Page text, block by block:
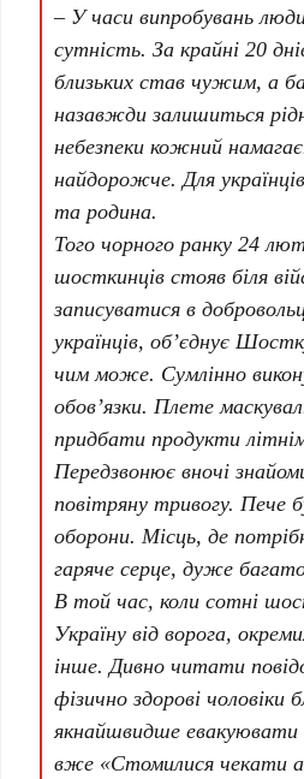
– У часи випробувань
сутність. За крайні 20
близьких став чужим, а
назавжди залишиться
небезпеки кожний
найдорожче. Для
та родина.
Того чорного ранку 24
шосткинців стояв біля
записуватися в
українців, об’єднує
чим може. Сумлінно
обов’язки. Плете
придбати продукти
Передзвонює вночі
повітряну тривогу. Пече
оборони. Місць, де
гаряче серце, дуже
В той час, коли сотні
Україну від ворога,
інше. Дивно читати
фізично здорові чоловіки
якнайшвидше евакуювати
вже «Стомилися чекати